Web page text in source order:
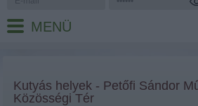
MENÜ
Kutyás helyek - Petőfi Sándor
Közösségi Tér